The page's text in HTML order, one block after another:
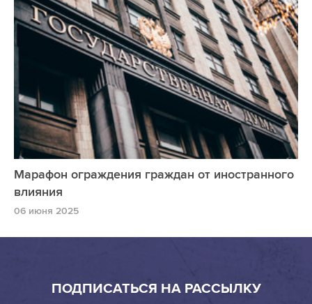
Марафон ограждения граждан от иностранного
влияния
06 июня 2025
ПОДПИСАТЬСЯ НА РАССЫЛКУ